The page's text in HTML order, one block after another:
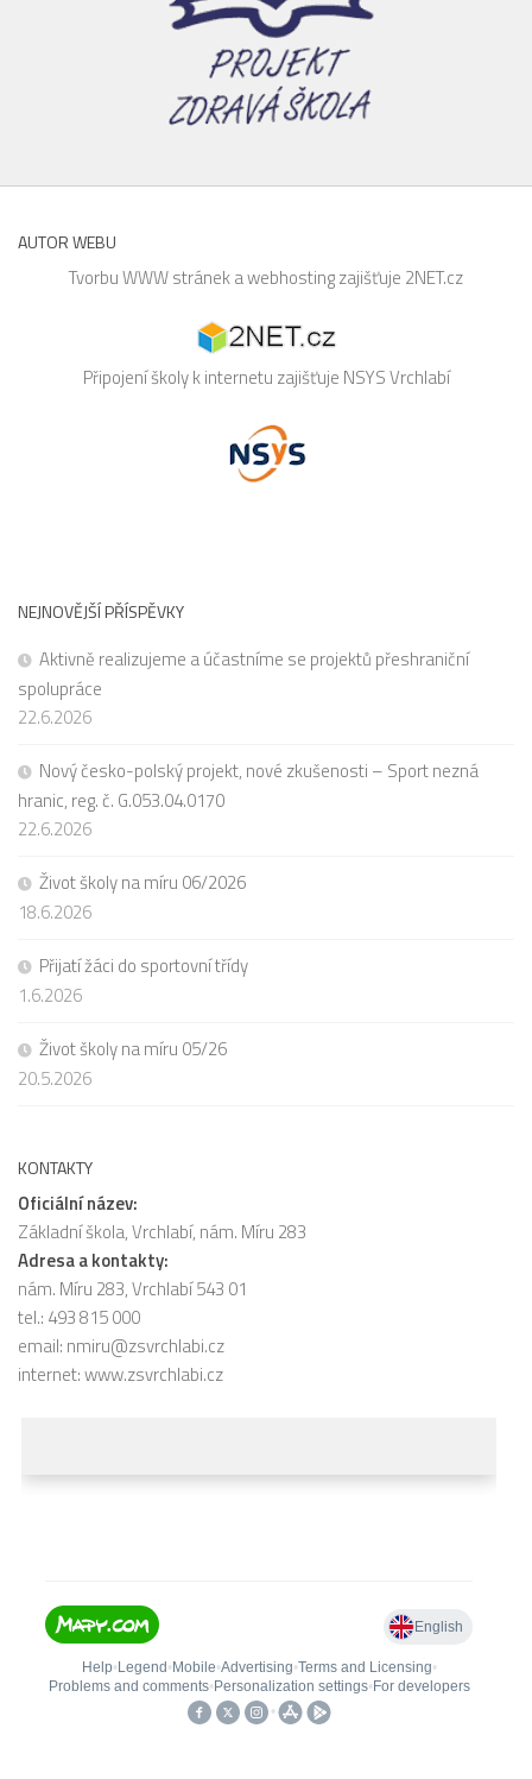
AUTOR WEBU
Tvorbu WWW stránek a webhosting zajišťuje 2NET.cz
Připojení školy k internetu zajišťuje NSYSVrchlabí
NEJNOVĚJŠÍ PŘÍSPĚVKY
Aktivně realizujeme a účastníme se projektů přeshraniční
spolupráce
22.6.2026
Nový česko-polský projekt, nové zkušenosti – Sport nezná
hranic, reg. č. G.053.04.0170
22.6.2026
Život školy na míru 06/2026
18.6.2026
Přijatí žáci do sportovní třídy
1.6.2026
Život školy na míru 05/26
20.5.2026
KONTAKTY
Oficiální název:
Základní škola, Vrchlabí, nám. Míru 283
Adresa a kontakty:
nám. Míru 283, Vrchlabí 543 01
tel.: 493 815 000
email: nmiru@zsvrchlabi.cz
internet:www.zsvrchlabi.cz